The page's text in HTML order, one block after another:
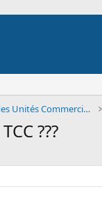
BTS MUC - Management des Unités Commerciales
???